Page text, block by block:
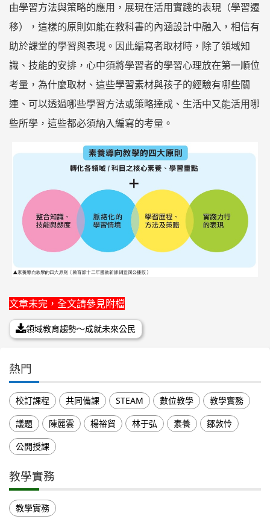
由學習方法與策略的應用，展現在活用實踐的表現（學習遷
移），這樣的原則如能在教科書的內涵設計中融入，相信有
助於課堂的學習與表現。因此編寫者取材時，除了領域知
識、技能的安排，心中須將學習者的學習心理放在第一順位
考量，為什麼取材、這些學習素材與孩子的經驗有哪些關
連、可以透過哪些學習方法或策略達成、生活中又能活用哪
些所學，這些都必須納入編寫的考量。
文章未完，全文請參見附檔
領域教育趨勢～成就未來公民
熱門
校訂課程 共同備課 STEAM 數位教學
教學實務
議題
陳麗雲 楊裕貿 林于弘 素養
鄒敦怜
公開授課
教學實務
教學實務